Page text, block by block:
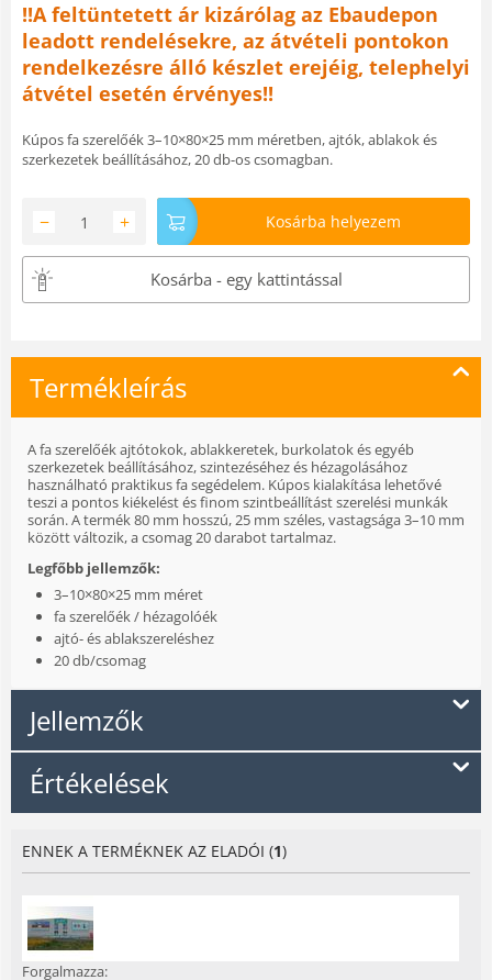
!!A feltüntetett ár kizárólag az Ebaudepon
leadott rendelésekre, az átvételi pontokon
rendelkezésre álló készlet erejéig, telephelyi
átvétel esetén érvényes!!
Kúpos fa szerelőék 3–10×80×25 mm méretben, ajtók, ablakok és
szerkezetek beállításához, 20 db-os csomagban.
+
− Kosárba helyezem
Kosárba - egy kattintással
Termékleírás
A fa szerelőék ajtótokok, ablakkeretek, burkolatok és egyéb
szerkezetek beállításához, szintezéséhez és hézagolásához
használható praktikus fa segédelem. Kúpos kialakítása lehetővé
teszi a pontos kiékelést és finom szintbeállítást szerelési munkák
során. A termék 80 mm hosszú, 25 mm széles, vastagsága 3–10 mm
között változik, a csomag 20 darabot tartalmaz.
Legfőbb jellemzők:
3–10×80×25 mm méret
fa szerelőék / hézagolóék
ajtó- és ablakszereléshez
20 db/csomag
Jellemzők
Értékelések
ENNEK A TERMÉKNEK AZ ELADÓI (1)
Forgalmazza: